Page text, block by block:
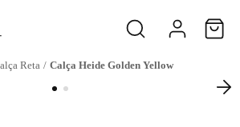
Reta Calça Heide Golden Yellow